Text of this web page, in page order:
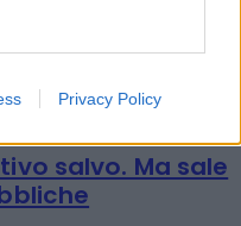
Privacy Policy
salvo. Ma sale